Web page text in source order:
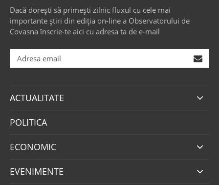
Dacă dorești să primești zilnic fluxul cu cele mai
importante știri din ediția on-line a Observatorului de
Covasna înscrie-te aici cu adresa ta de e-mail
ACTUALITATE
POLITICA
ECONOMIC
EVENIMENTE